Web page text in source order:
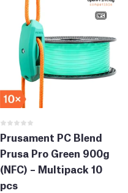
Prusament PC Blend
Prusa Pro Green 900g
(NFC) – Multipack 10
pcs